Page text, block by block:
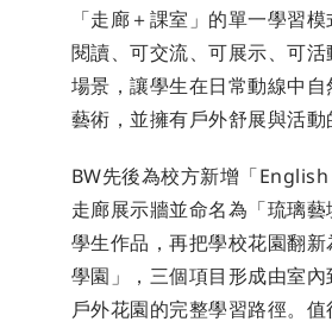
「走廊＋課室」的單一學習
閱讀、可交流、可展示、可
場景，讓學生在日常動線中
藝術，並擁有戶外舒展與活動
BW先後為校方新增「
走廊展示牆並命名為「琉璃
學生作品，再把學校花園翻
學園」，三個項目形成由室
戶外花園的完整學習路徑。值